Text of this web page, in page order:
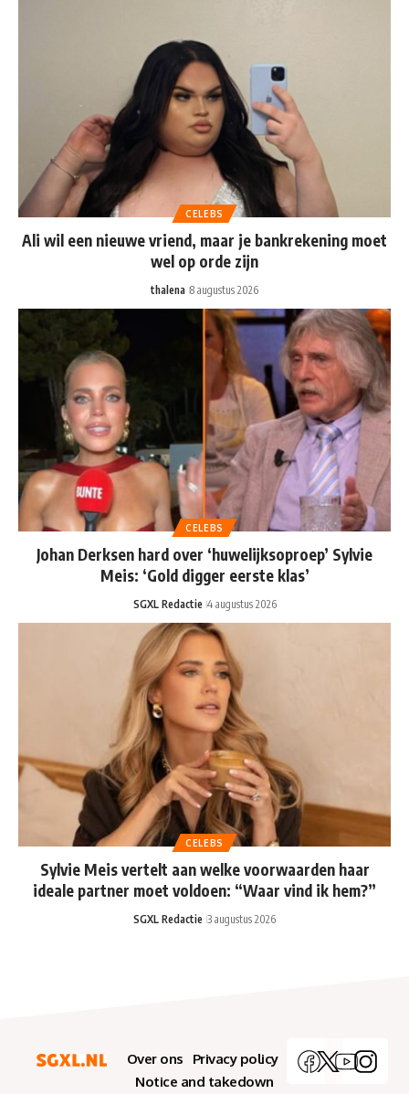
CELEBS
Ali wil een nieuwe vriend, maar je bankrekening moet
wel op orde zijn
thalena 8 augustus 2026
CELEBS
Johan Derksen hard over ‘huwelijksoproep’ Sylvie
Meis: ‘Gold digger eerste klas’
SGXL Redactie 4 augustus 2026
CELEBS
Sylvie Meis vertelt aan welke voorwaarden haar
ideale partner moet voldoen: “Waar vind ik hem?”
SGXL Redactie 3 augustus 2026
Over ons
Privacy policy
Notice and takedown